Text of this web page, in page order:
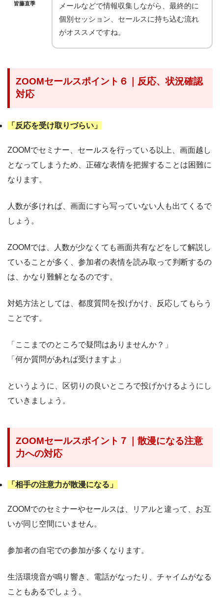
皆藤直季
メールなどで情報収集しながら、最終的に
個別セッション、セールスに持ち込む流れ
がオススメですね。
ZOOMセールスポイント６｜反応、状況確認
対応
「反応を受け取りづらい」
ZOOMでセミナー、セールスを行っている以上、画面越し
となってしまうため、正確な表情を把握することは困難に
なります。
人数が多ければ、画面にすら写っていない人も出てくるで
しょう。
ZOOMでは、人数が少なくても画面共有などをして解説し
ていることが多く、参加者の表情を読み取って判断するの
は、かなり難解となるのです。
対処方法としては、都度質問を投げかけ、反応してもらう
ことです。
「ここまでのところで疑問はありませんか？」
「何か質問があれば受けますよ」
というように、区切りの良いところで投げかけるようにし
ていきましょう。
ZOOMセールスポイント７｜散漫になる注意
力への対応
「相手の注意力が散漫になる」
ZOOMでのセミナーやセールスは、リアルと違って、お互
いが同じ空間にいません。
参加者の自宅での参加が多くなります。
生活環境音が鳴り響き、電話がなったり、チャイムがなる
こともあるでしょう。